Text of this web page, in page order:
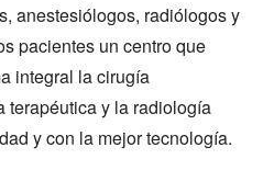
anestesiólogos, radiólogos y
pacientes un centro que
integral la cirugía
terapéutica y la radiología
y con la mejor tecnología.